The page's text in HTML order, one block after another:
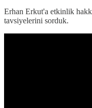
Erhan Erkut'a etkinlik
tavsiyelerini sorduk.